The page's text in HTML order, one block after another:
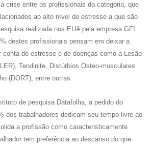
crise entre os profissionais da categoria, que
ao alto nível de estresse a que são
realizada nos EUA pela empresa GFI
destes profissionais pensam em deixar a
conta do estresse e de doenças como a Lesão
Tendinite, Distúrbios Osteo-musculares
(DORT), entre outras.
de pesquisa Datafolha, a pedido do
dos trabalhadores dedicam seu tempo livre ao
a profissão como caracteristicamente
tem preferência ao descanso do que